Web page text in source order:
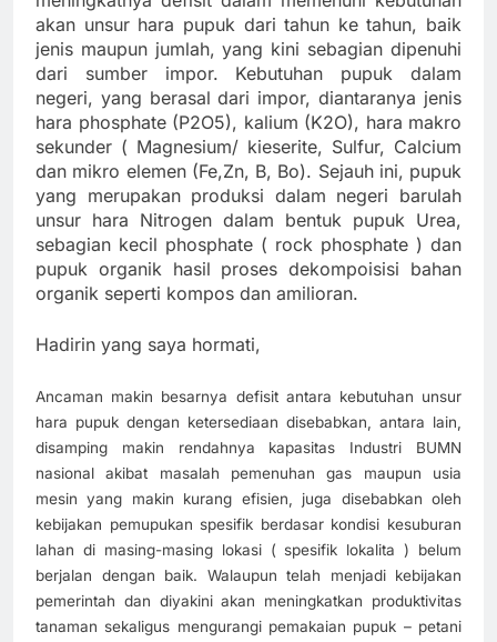
akan unsur hara pupuk dari tahun ke tahun, baik
jenis maupun jumlah, yang kini sebagian dipenuhi
dari sumber impor. Kebutuhan pupuk dalam
negeri, yang berasal dari impor, diantaranya jenis
hara phosphate (P2O5), kalium (K2O), hara makro
sekunder ( Magnesium/ kieserite, Sulfur, Calcium
dan mikro elemen (Fe,Zn, B, Bo). Sejauh ini, pupuk
yang merupakan produksi dalam negeri barulah
unsur hara Nitrogen dalam bentuk pupuk Urea,
sebagian kecil phosphate ( rock phosphate ) dan
pupuk organik hasil proses dekompoisisi bahan
organik seperti kompos dan amilioran.
Hadirin yang saya hormati,
Ancaman makin besarnya defisit antara kebutuhan unsur
hara pupuk dengan ketersediaan disebabkan, antara lain,
disamping makin rendahnya kapasitas Industri BUMN
nasional akibat masalah pemenuhan gas maupun usia
mesin yang makin kurang efisien, juga disebabkan oleh
kebijakan pemupukan spesifik berdasar kondisi kesuburan
lahan di masing-masing lokasi ( spesifik lokalita ) belum
berjalan dengan baik. Walaupun telah menjadi kebijakan
pemerintah dan diyakini akan meningkatkan produktivitas
tanaman sekaligus mengurangi pemakaian pupuk – petani